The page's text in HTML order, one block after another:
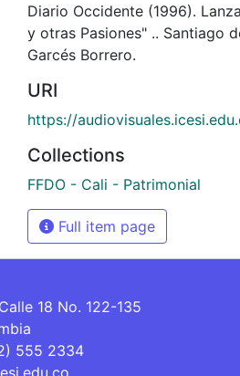
Diario Occidente (1996).
y otras Pasiones" .. Santiago
Garcés Borrero.
URI
https://
Collections
FFDO - Cali - Patrimonial
Full item page
18 No. 122-135
555 2334